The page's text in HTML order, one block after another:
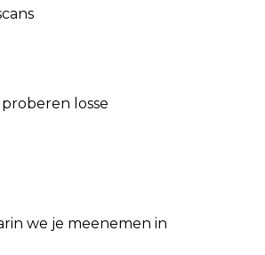
losse
we je meenemen in